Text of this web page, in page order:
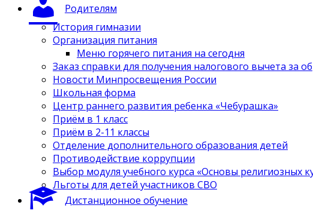
Родителям
История гимназии
Организация питания
Меню горячего питания на сегодня
Заказ справки для получения налогового вычета за
Новости Минпросвещения России
Школьная форма
Центр раннего развития ребенка «Чебурашка»
Приём в 1 класс
Приём в 2-11 классы
Отделение дополнительного образования детей
Противодействие коррупции
Выбор модуля учебного курса «Основы религиозных
Льготы для детей участников СВО
Дистанционное обучение